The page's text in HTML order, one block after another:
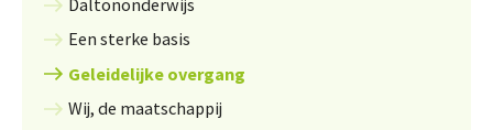
Daltononderwijs
Een sterke basis
Geleidelijke overgang
Wij, de maatschappij